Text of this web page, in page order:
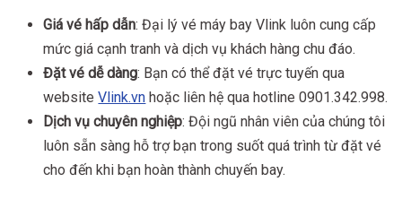
Giá vé hấp dẫn: Đại lý vé máy bay Vlink luôn cung cấp
mức giá cạnh tranh và dịch vụ khách hàng chu đáo.
Đặt vé dễ dàng: Bạn có thể đặt vé trực tuyến qua
websiteVlink.vn hoặc liên hệ qua hotline 0901.342.998.
Dịch vụ chuyên nghiệp: Đội ngũ nhân viên của chúng tôi
luôn sẵn sàng hỗ trợ bạn trong suốt quá trình từ đặt vé
cho đến khi bạn hoàn thành chuyến bay.